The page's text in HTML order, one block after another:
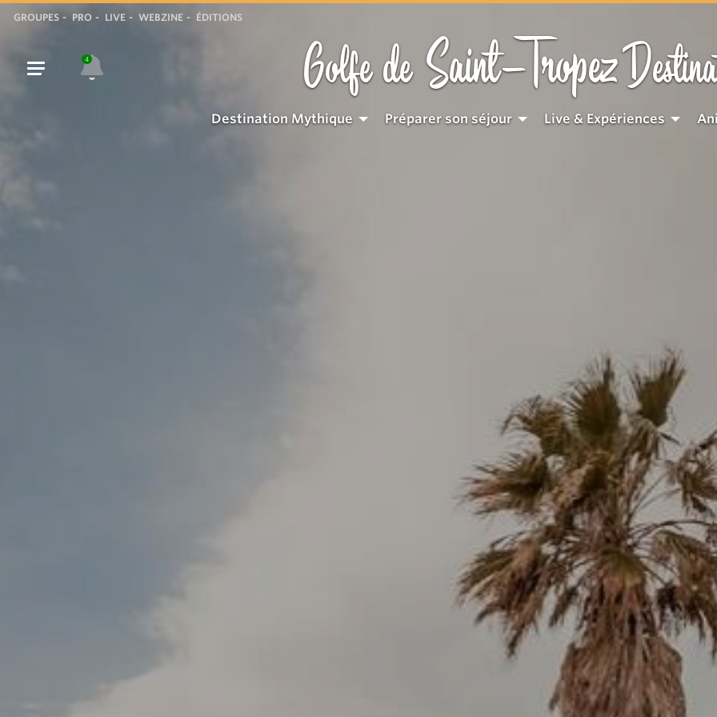
GROUPES PRO LIVE WEBZINE ÉDITIONS
4 Golfe de Saint-Tropez
Destination Mythique Préparer son séjour Live & Expériences
Tangerine